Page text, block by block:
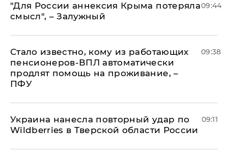
"Для России аннексия Крыма потеряла
смысл", – Залужный
09:44
Стало известно, кому из работающих
пенсионеров-ВПЛ автоматически
продлят помощь на проживание, –
ПФУ
09:38
Украина нанесла повторный удар по
Wildberries в Тверской области России
09:11